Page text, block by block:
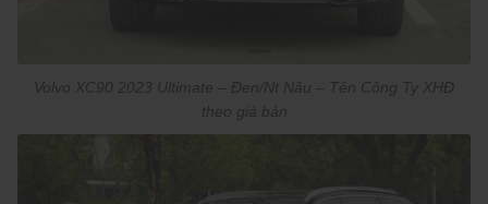
Volvo XC90 2023 Ultimate – Đen/Nt Nâu – Tên Công Ty XHĐ
theo giá bán